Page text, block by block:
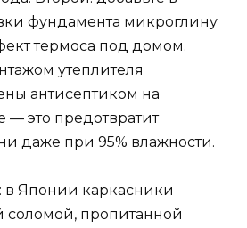
фундамента микроглину
термоса под домом.
утеплителя
антисептиком на
— это предотвратит
даже при 95% влажности.
в Японии каркасники
соломой, пропитанной